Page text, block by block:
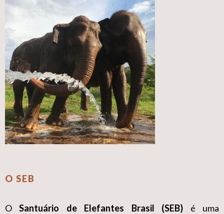
O SEB
OSantuário de Elefantes Brasil (SEB) é uma